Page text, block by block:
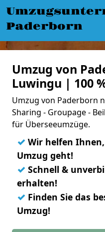
Paderborn
Umzug von
Luwingu | 100
Umzug von Paderborn
Sharing - Groupage -
für Überseeumzüge.
✓ Wir helfen
Umzug geht!
✓ Schnell &
erhalten!
✓ Finden Sie das
Umzug!